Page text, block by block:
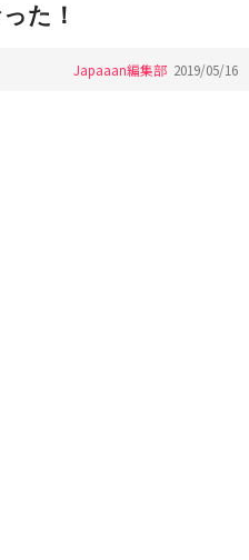
た！
Japaaan編集部 2019/05/16